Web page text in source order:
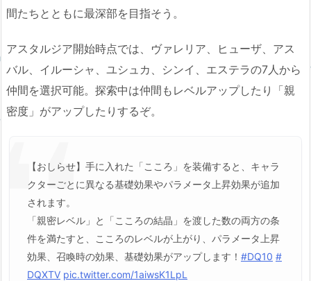
間たちとともに最深部を目指そう。
アスタルジア開始時点では、ヴァレリア、ヒューザ、アス
バル、イルーシャ、ユシュカ、シンイ、エステラの7人から
仲間を選択可能。探索中は仲間もレベルアップしたり「親
密度」がアップしたりするぞ。
【おしらせ】手に入れた「こころ」を装備すると、キャラ
クターごとに異なる基礎効果やパラメータ上昇効果が追加
されます。
「親密レベル」と「こころの結晶」を渡した数の両方の条
件を満たすと、こころのレベルが上がり、パラメータ上昇
効果、召喚時の効果、基礎効果がアップします！ #DQ10 #
DQXTV pic.twitter.com/1aiwsK1LpL